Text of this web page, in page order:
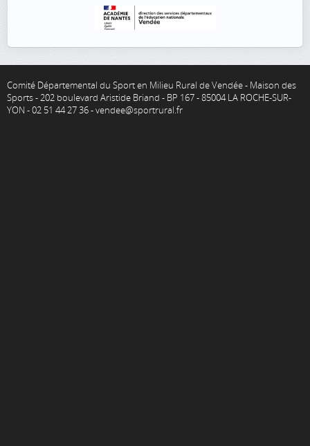
Comité Départemental du Sport en Milieu Rural de Vendée - Maison des
Sports - 202 boulevard Aristide Briand - BP 167 - 85004 LA ROCHE-SUR-
YON - 02 51 44 27 36 - vendee@sportrural.fr